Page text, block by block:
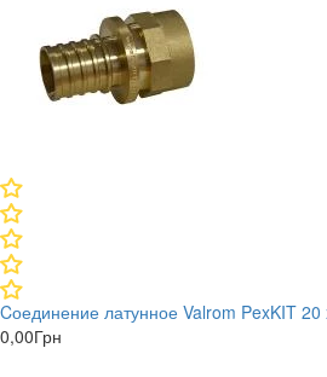
Cоединение латунное Valrom PexKIT
0,00Грн